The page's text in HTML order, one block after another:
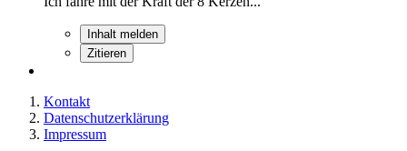
Inhalt melden
Zitieren
Kontakt
Datenschutzerklärung
Impressum